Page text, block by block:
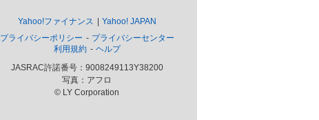
Yahoo!ファイナンス
Yahoo! JAPAN
プライバシーポリシー
プライバシーセンター
利用規約
ヘルプ
JASRAC許諾番号：9008249113Y38200
写真：アフロ
© LY Corporation